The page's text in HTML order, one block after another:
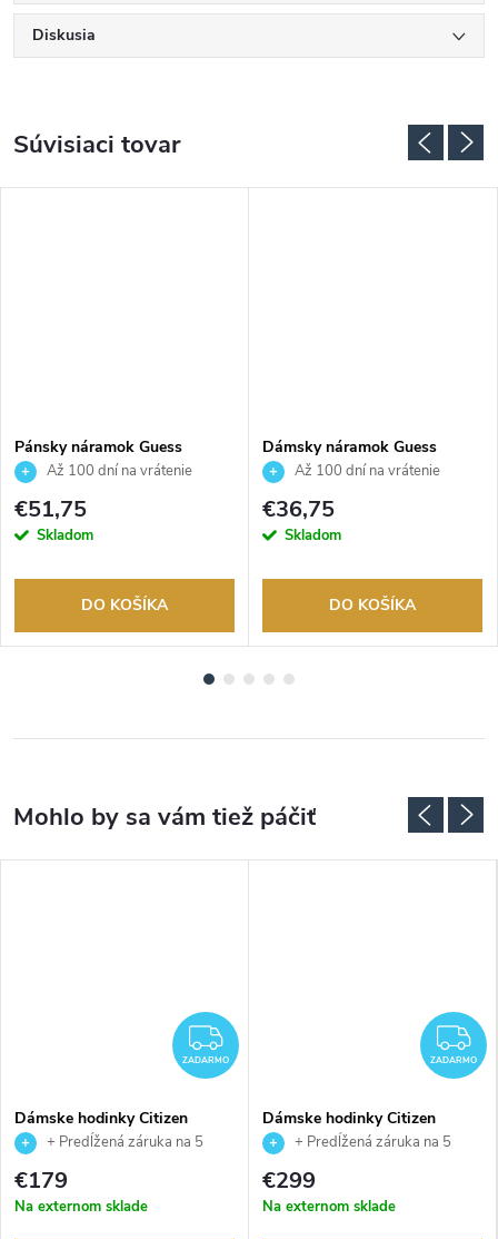
Diskusia
Súvisiaci tovar
Pánsky náramok Guess
JUMB06034JWSTS
Až 100 dní na vrátenie
tovaru. Autorizovaný predajca.
€51,75
Skladom
DO KOŠÍKA
Dámsky náramok Guess
JUBB04082JWYGS
Až 100 dní na vrátenie
tovaru. Autorizovaný predajca.
€36,75
Skladom
DO KOŠÍKA
ZADARMO
ZADARMO
Dámske hodinky Citizen
AW1820-81E
+ Predĺžená záruka na 5
rokov. Až 100 dní na vrátenie
tovaru. Autorizovaný predajca.
€179
Na externom sklade
ZADARMO
Dámske hodinky Citizen
EM1163-09X
+ Predĺžená záruka na 5
rokov. Až 100 dní na vrátenie
tovaru. Autorizovaný predajca.
€299
Na externom sklade